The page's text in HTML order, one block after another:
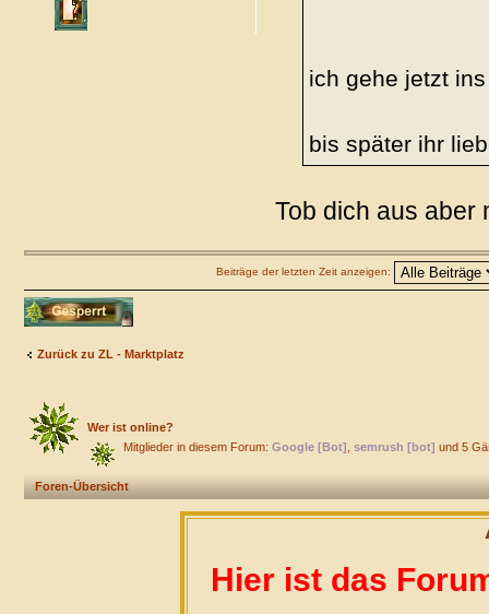
ich gehe jetzt
bis später ihr
Tob dich aus
Beiträge der letzten Zeit anzeigen:
Thema gesperrt
Zurück zu ZL - Marktplatz
Wer ist online?
Mitglieder in diesem Forum: Google [Bot] semrush [bot] und 5
Foren-Übersicht
Hier ist das